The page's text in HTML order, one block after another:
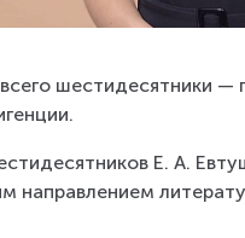
шестидесятники —
Е. А.
направлением